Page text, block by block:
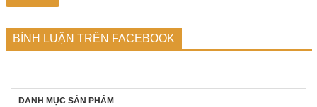
BÌNH LUẬN TRÊN FACEBOOK
DANH MỤC SẢN PHẨM